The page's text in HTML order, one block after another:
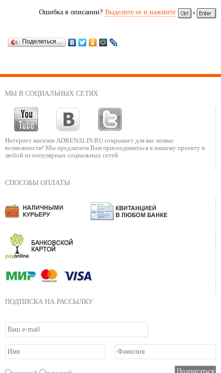
Ошибка в описании? Выделите ее и нажмите
Поделиться…
МЫ В СОЦИАЛЬНЫХ СЕТЯХ
Интернет магазин ADRENALIN.RU открывает для вас новые
возможности! Мы предлагаем Вам присоединиться к нашему проекту в
любой из популярных социальных сетей.
СПОСОБЫ ОПЛАТЫ
ПОДПИСКА НА РАССЫЛКУ